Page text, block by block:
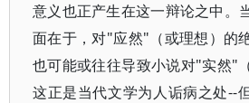
意义也正产生在这一辩论之中。
面在于，对"应然"（或理想）的
也可能或往往导致小说对"实然"
这正是当代文学为人诟病之处--